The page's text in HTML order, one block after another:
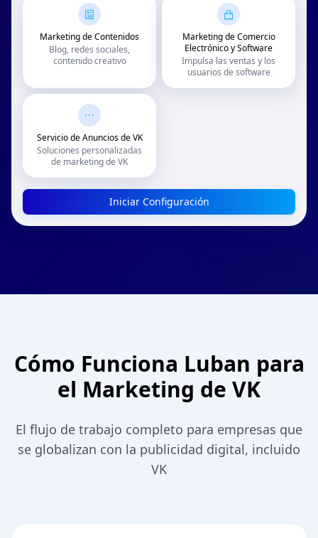
Marketing de Contenidos
Blog, redes sociales,
contenido creativo
Marketing de Comercio
Electrónico y Software
Impulsa las ventas y los
usuarios de software
Servicio de Anuncios de VK
Soluciones personalizadas
de marketing de VK
Iniciar Configuración
Cómo Funciona Luban para
el Marketing de VK
El flujo de trabajo completo para empresas que
se globalizan con la publicidad digital, incluido
VK